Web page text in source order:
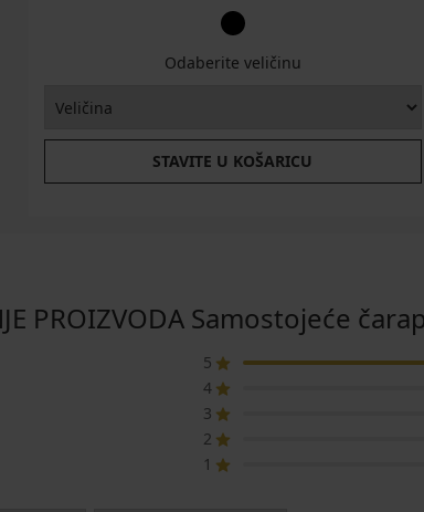
Odaberite veličinu
STAVITE U KOŠARICU
PROIZVODA Samostojeće
5
4
3
2
1